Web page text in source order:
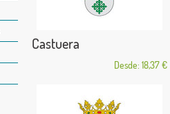
Castuera
Desde: 18,37 €